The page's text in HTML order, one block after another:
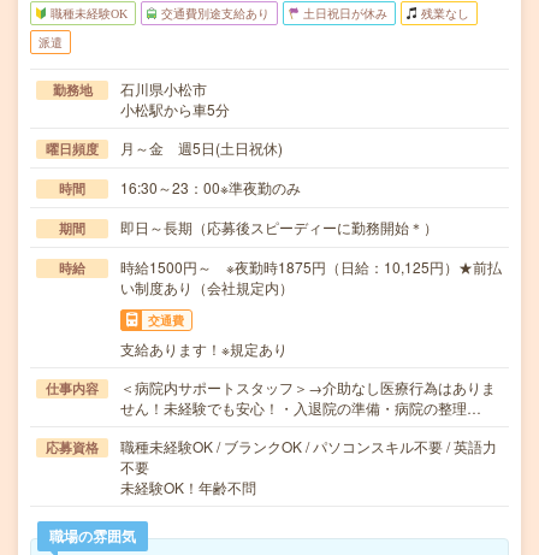
職種未経験OK 交通費別途支給あり 土日祝日が休み 残業なし
派遣
勤務地
石川県小松市
小松駅から車5分
曜日頻度 月～金 週5日(土日祝休)
時間 16:30～23：00※準夜勤のみ
期間 即日～長期（応募後スピーディーに勤務開始＊）
時給
時給1500円～ ※夜勤時1875円（日給：10,125円）★前払
い制度あり（会社規定内）
交通費
支給あります！※規定あり
仕事内容
＜病院内サポートスタッフ＞→介助なし医療行為はありま
せん！未経験でも安心！・入退院の準備・病院の整理…
応募資格
職種未経験OK / ブランクOK / パソコンスキル不要 / 英語力
不要
未経験OK！年齢不問
職場の雰囲気